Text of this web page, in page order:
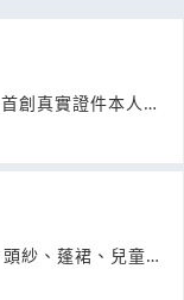
創真實證件本人親
紗、蓬裙、兒童服